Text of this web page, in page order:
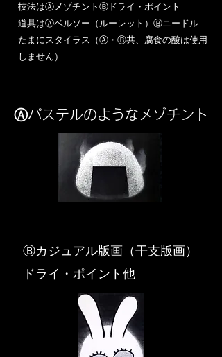
​技法はⒶメゾチントⒷドライ・ポイント
道具はⒶベルソー（ルーレット）Ⓑニードル
​たまにスタイラス（Ⓐ・Ⓑ共、腐食の酸は使用
しません）
Ⓐパステルのようなメゾチント
​Ⓑカジュアル版画（干支版画）
ドライ・ポイント他